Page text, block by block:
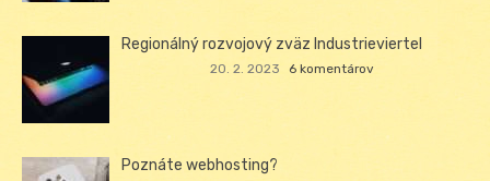
Regionálný rozvojový zväz Industrieviertel
20. 2. 2023 6 komentárov
Poznáte webhosting?